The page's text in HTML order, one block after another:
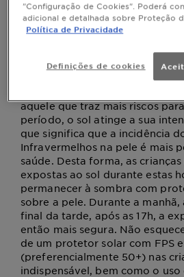
podem estar expostas
Apesar do sol entre as 11h30 e
aquele que traz mais riscos
período, o sol atinge a sua
que significa que a incidência
Infravermelhos na pele é mais
saúde. Desta forma, as
expostas ao sol durante estas
permanecer à sombra com
sobre a pele. Durante a manhã,
final da tarde, após as 17h, a
então mais segura. Não
de um protetor solar com FPS
(preferencialmente 50+) nas
indispensável, bem como o
"Configuração de Cookies". Poderá
adicional e detalhada sobre Proteção
Política de Privacidade
Definições de cookies